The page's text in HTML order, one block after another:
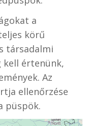
a
körű
társadalmi
kell értenünk,
Az
ellenőrzése
püspök.